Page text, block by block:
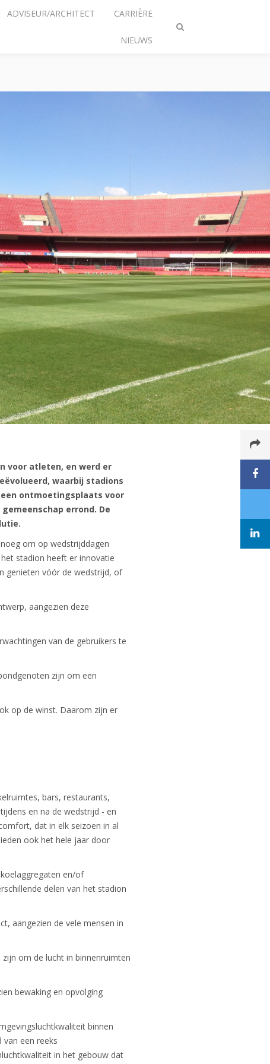
Zoeken
ADVISEUR/ARCHITECT CARRIÈRE
NIEUWS
voor atleten, en werd er
waarbij stadions
ontmoetingsplaats voor
errond. De
om op wedstrijddagen
stadion heeft er innovatie
genieten vóór de wedstrijd, of
aangezien deze
van de gebruikers te
zijn om een
op de winst. Daarom zijn er
bars, restaurants,
en na de wedstrijd - en
dat in elk seizoen in al
ook het hele jaar door
en/of
delen van het stadion
aangezien de vele mensen in
om de lucht in binnenruimten
bewaking en opvolging
binnen
een reeks
in het gebouw dat